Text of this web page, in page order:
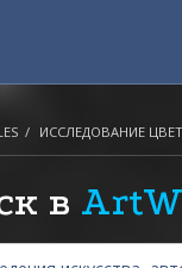
ИССЛЕДОВАНИЕ
в